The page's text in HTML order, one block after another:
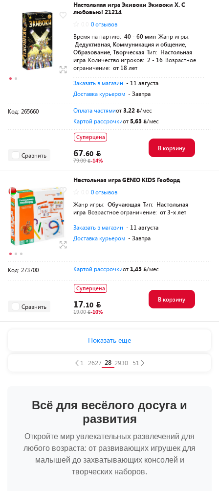
Настольная игра Экивоки Экивоки Х. С
любовью! 21214
0 отзывов
Время на партию: 40 - 60 мин Жанр игры:
Дедуктивная, Коммуникация и общение,
Образование, Творческая Тип: Настольная
игра Количество игроков: 2 - 16 Возрастное
ограничение: от 18 лет
Заказать в магазин - 11 августа
Доставка курьером - Завтра
Код: 265660 Оплата частямиот3,22
/мес
Картой рассрочкиот 5,63 /мес
Сравнить
Суперцена
67.60
79.00 -14%
В корзину
Нвстольная игра GENIO KIDS Геоборд
0 отзывов
Жанр игры: Обучающая Тип: Настольная
игра Возрастное ограничение: от 3-х лет
Заказать в магазин - 11 августа
Доставка курьером - Завтра
Код: 273700 Картой рассрочкиот 1,43 /мес
Сравнить
Суперцена
17.10
19.00 -10%
В корзину
Показать еще
1... 2627 28 2930... 51
Всё для весёлого досуга и
развития
Откройте мир увлекательных развлечений для
любого возраста: от развивающих игрушек для
малышей до захватывающих консолей и
творческих наборов.